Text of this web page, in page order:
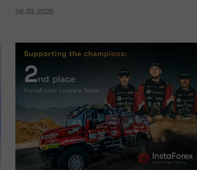
06.03.2026